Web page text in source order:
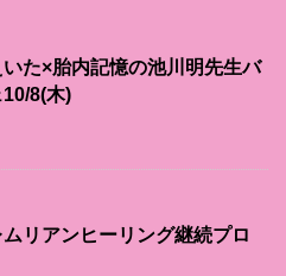
た×胎内記憶の池川明先生バ
8(木)
ムリアンヒーリング継続プロ